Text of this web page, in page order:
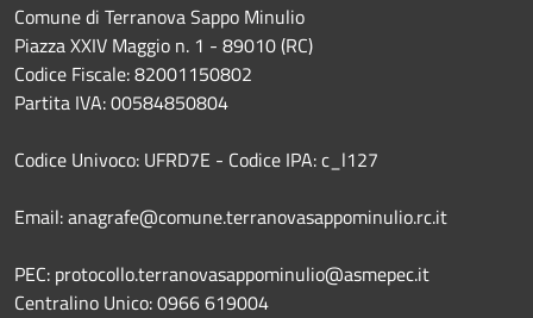
Comune di Terranova Sappo Minulio
Piazza XXIV Maggio n. 1 - 89010 (RC)
Codice Fiscale: 82001150802
Partita IVA: 00584850804
Codice Univoco: UFRD7E - Codice IPA: c_l127
Email: anagrafe@comune.terranovasappominulio.rc.it
PEC: protocollo.terranovasappominulio@asmepec.it
Centralino Unico: 0966 619004